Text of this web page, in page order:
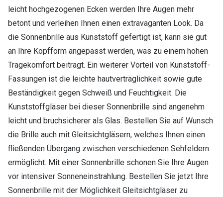
leicht hochgezogenen Ecken werden Ihre Augen mehr
betont und verleihen Ihnen einen extravaganten Look. Da
die Sonnenbrille aus Kunststoff gefertigt ist, kann sie gut
an Ihre Kopfform angepasst werden, was zu einem hohen
Tragekomfort beiträgt. Ein weiterer Vorteil von Kunststoff-
Fassungen ist die leichte hautverträglichkeit sowie gute
Beständigkeit gegen Schweiß und Feuchtigkeit. Die
Kunststoffgläser bei dieser Sonnenbrille sind angenehm
leicht und bruchsicherer als Glas. Bestellen Sie auf Wunsch
die Brille auch mit Gleitsichtgläsern, welches Ihnen einen
fließenden Übergang zwischen verschiedenen Sehfeldern
ermöglicht. Mit einer Sonnenbrille schonen Sie Ihre Augen
vor intensiver Sonneneinstrahlung. Bestellen Sie jetzt Ihre
Sonnenbrille mit der Möglichkeit Gleitsichtgläser zu